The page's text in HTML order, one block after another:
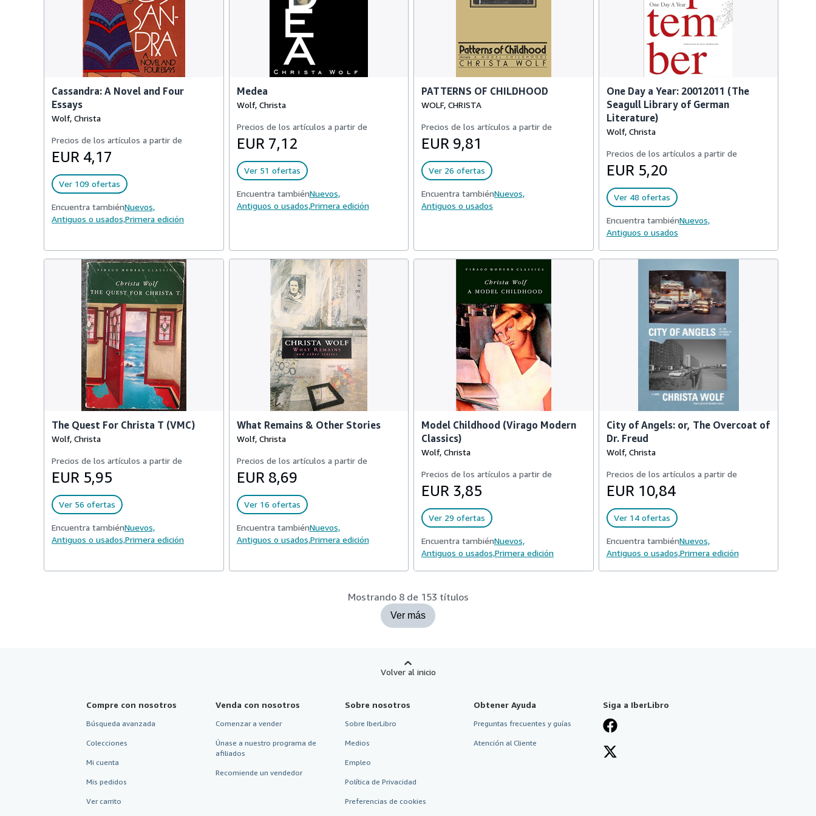
Cassandra: A Novel and Four
Essays
Wolf, Christa
Precios de los artículos a partir de
EUR 4,17
Ver 109 ofertas
Encuentra tambiénNuevos,
Antiguos o usados,Primera edición
Medea
Wolf, Christa
Precios de los artículos a partir de
EUR 7,12
Ver 51 ofertas
Encuentra tambiénNuevos,
Antiguos o usados,Primera edición
PATTERNS OF CHILDHOOD
WOLF, CHRISTA
Precios de los artículos a partir de
EUR 9,81
Ver 26 ofertas
Encuentra tambiénNuevos,
Antiguos o usados
One Day a Year: 20012011 (The
Seagull Library of German
Literature)
Wolf, Christa
Precios de los artículos a partir de
EUR 5,20
Ver 48 ofertas
Encuentra tambiénNuevos,
Antiguos o usados
The Quest For Christa T (VMC)
Wolf, Christa
Precios de los artículos a partir de
EUR 5,95
Ver 56 ofertas
Encuentra tambiénNuevos,
Antiguos o usados,Primera edición
What Remains & Other Stories
Wolf, Christa
Precios de los artículos a partir de
EUR 8,69
Ver 16 ofertas
Encuentra tambiénNuevos,
Antiguos o usados,Primera edición
Model Childhood (Virago Modern
Classics)
Wolf, Christa
Precios de los artículos a partir de
EUR 3,85
Ver 29 ofertas
Encuentra tambiénNuevos,
Antiguos o usados,Primera edición
City of Angels: or, The Overcoat of
Dr. Freud
Wolf, Christa
Precios de los artículos a partir de
EUR 10,84
Ver 14 ofertas
Encuentra tambiénNuevos,
Antiguos o usados,Primera edición
Mostrando 8 de 153 títulos
Ver más
Volver al inicio
Compre con nosotros
Búsqueda avanzada
Colecciones
Mi cuenta
Mis pedidos
Ver carrito
Venda con nosotros
Comenzar a vender
Únase a nuestro programa de
afiliados
Recomiende un vendedor
Sobre nosotros
Sobre IberLibro
Medios
Empleo
Política de Privacidad
Preferencias de cookies
Obtener Ayuda
Preguntas frecuentes y guías
Atención al Cliente
Siga a IberLibro